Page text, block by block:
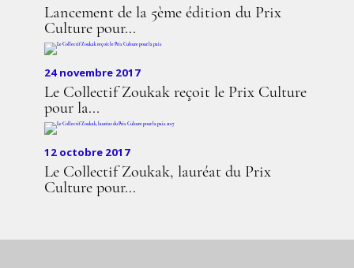
Lancement de la 5ème édition du Prix
Culture pour...
24 novembre 2017
Le Collectif Zoukak reçoit le Prix Culture
pour la...
12 octobre 2017
Le Collectif Zoukak, lauréat du Prix
Culture pour...